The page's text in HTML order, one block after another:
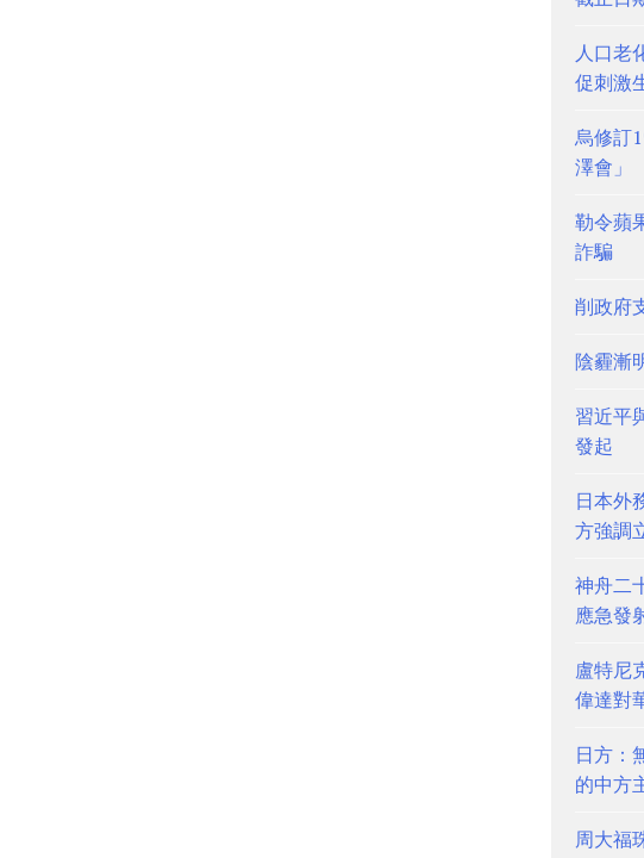
人口老
促刺激
烏修訂
澤會」
勒令蘋
詐騙
削政府
陰霾漸
習近平
發起
日本外
方強調
神舟二
應急發
盧特尼
偉達對
日方：
的中方
周大福